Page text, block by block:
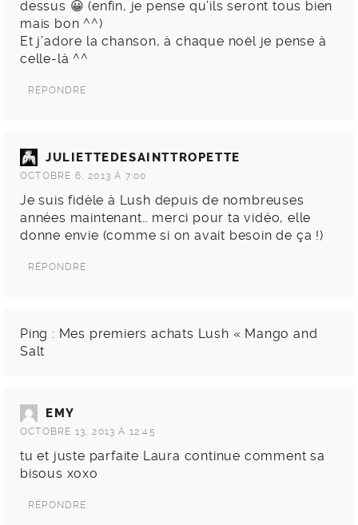
dessus 😀 (enfin, je pense qu’ils seront tous bien
mais bon ^^)
Et j’adore la chanson, à chaque noël je pense à
celle-là ^^
RÉPONDRE
JULIETTEDESAINTTROPETTE
OCTOBRE 6, 2013 À 7:00
Je suis fidèle à Lush depuis de nombreuses
années maintenant… merci pour ta vidéo, elle
donne envie (comme si on avait besoin de ça !)
RÉPONDRE
Ping : Mes premiers achats Lush « Mango and
Salt
EMY
OCTOBRE 13, 2013 À 12:45
tu et juste parfaite Laura continue comment sa
bisous xoxo
RÉPONDRE